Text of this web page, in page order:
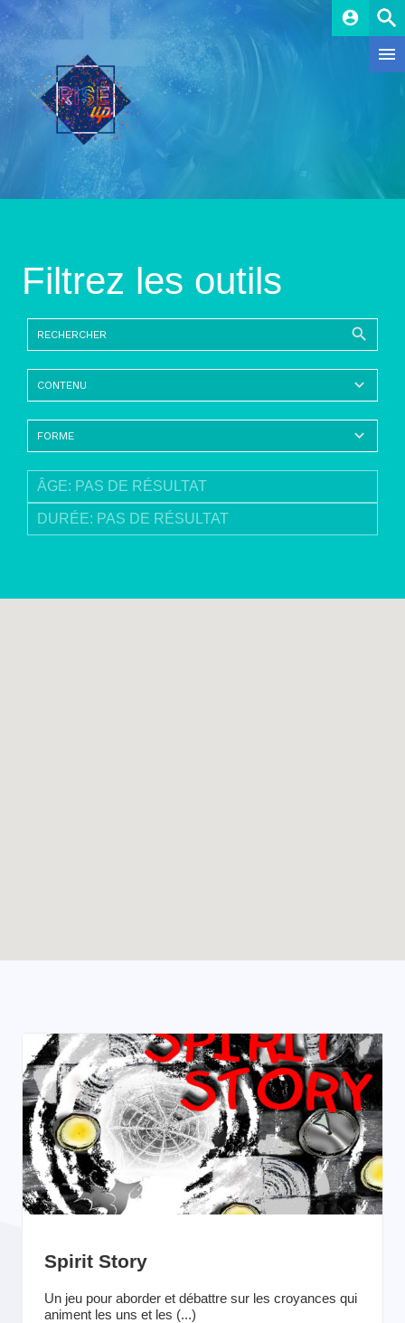
account_circle
Filtrez les outils
Spirit Story
Un jeu pour aborder et débattre sur les croyances qui
animent les uns et les (...)